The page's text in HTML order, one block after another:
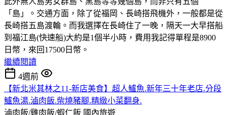
「島」。交通方面，除了從福岡、長崎搭飛機外，一般都是從
長崎搭五島渡輪。而我選擇在長崎住了一晚，隔天一大早搭船
到福江島(快速船)大約是1個半小時，費用我記得單程是8900
日幣，來回17500日幣。
繼續閱讀
4週前
【新北米其林之11-新店美食】超人鱸魚.新年三十年老店.分段
鱸魚湯.滷肉飯.柴燒豬腳.精緻小菜翻身.
滷肉飯/雞肉飯/蝦仁飯 國內旅遊